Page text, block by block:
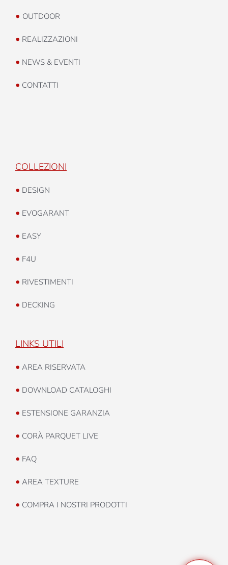
• OUTDOOR
• REALIZZAZIONI
• NEWS & EVENTI
• CONTATTI
COLLEZIONI
• DESIGN
• EVOGARANT
• EASY
• F4U
• RIVESTIMENTI
• DECKING
LINKS UTILI
• AREA RISERVATA
• DOWNLOAD CATALOGHI
• ESTENSIONE GARANZIA
• CORÀ PARQUET LIVE
• FAQ
• AREA TEXTURE
• COMPRA I NOSTRI PRODOTTI